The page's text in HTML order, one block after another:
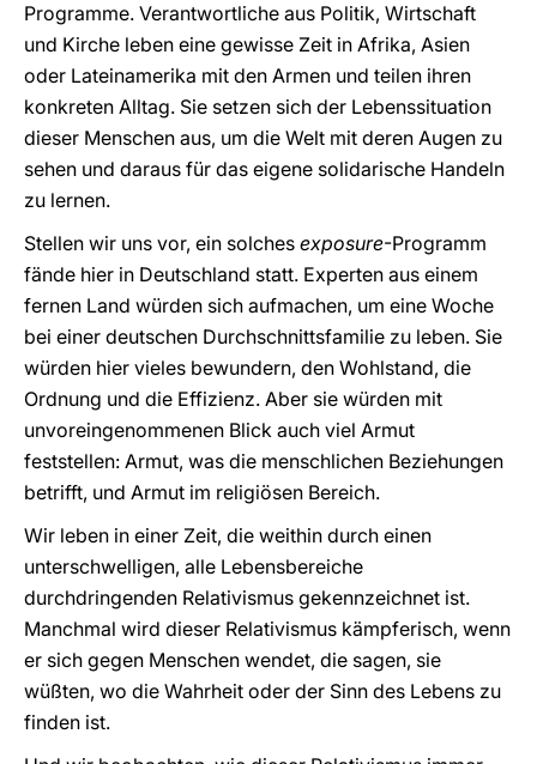
Programme. Verantwortliche aus Politik, Wirtschaft
und Kirche leben eine gewisse Zeit in Afrika, Asien
oder Lateinamerika mit den Armen und teilen ihren
konkreten Alltag. Sie setzen sich der Lebenssituation
dieser Menschen aus, um die Welt mit deren Augen zu
sehen und daraus für das eigene solidarische Handeln
zu lernen.
Stellen wir uns vor, ein solches exposure-Programm
fände hier in Deutschland statt. Experten aus einem
fernen Land würden sich aufmachen, um eine Woche
bei einer deutschen Durchschnittsfamilie zu leben. Sie
würden hier vieles bewundern, den Wohlstand, die
Ordnung und die Effizienz. Aber sie würden mit
unvoreingenommenen Blick auch viel Armut
feststellen: Armut, was die menschlichen Beziehungen
betrifft, und Armut im religiösen Bereich.
Wir leben in einer Zeit, die weithin durch einen
unterschwelligen, alle Lebensbereiche
durchdringenden Relativismus gekennzeichnet ist.
Manchmal wird dieser Relativismus kämpferisch, wenn
er sich gegen Menschen wendet, die sagen, sie
wüßten, wo die Wahrheit oder der Sinn des Lebens zu
finden ist.